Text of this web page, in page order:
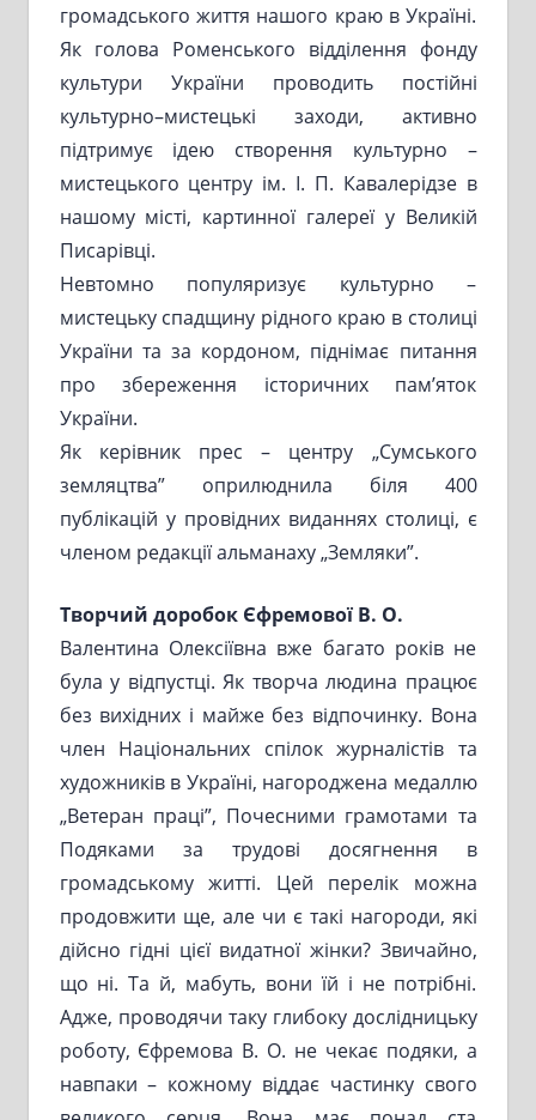
громадського життя нашого краю в Україні.
Як голова Роменського відділення фонду
культури України проводить постійні
культурно–мистецькі заходи, активно
підтримує ідею створення культурно –
мистецького центру ім. І. П. Кавалерідзе в
нашому місті, картинної галереї у Великій
Писарівці.
Невтомно популяризує культурно –
мистецьку спадщину рідного краю в столиці
України та за кордоном, піднімає питання
про збереження історичних пам’яток
України.
Як керівник прес – центру „Сумського
земляцтва” оприлюднила біля 400
публікацій у провідних виданнях столиці, є
членом редакції альманаху „Земляки”.
Творчий доробок Єфремової В. О.
Валентина Олексіївна вже багато років не
була у відпустці. Як творча людина працює
без вихідних і майже без відпочинку. Вона
член Національних спілок журналістів та
художників в Україні, нагороджена медаллю
„Ветеран праці”, Почесними грамотами та
Подяками за трудові досягнення в
громадському житті. Цей перелік можна
продовжити ще, але чи є такі нагороди, які
дійсно гідні цієї видатної жінки? Звичайно,
що ні. Та й, мабуть, вони їй і не потрібні.
Адже, проводячи таку глибоку дослідницьку
роботу, Єфремова В. О. не чекає подяки, а
навпаки – кожному віддає частинку свого